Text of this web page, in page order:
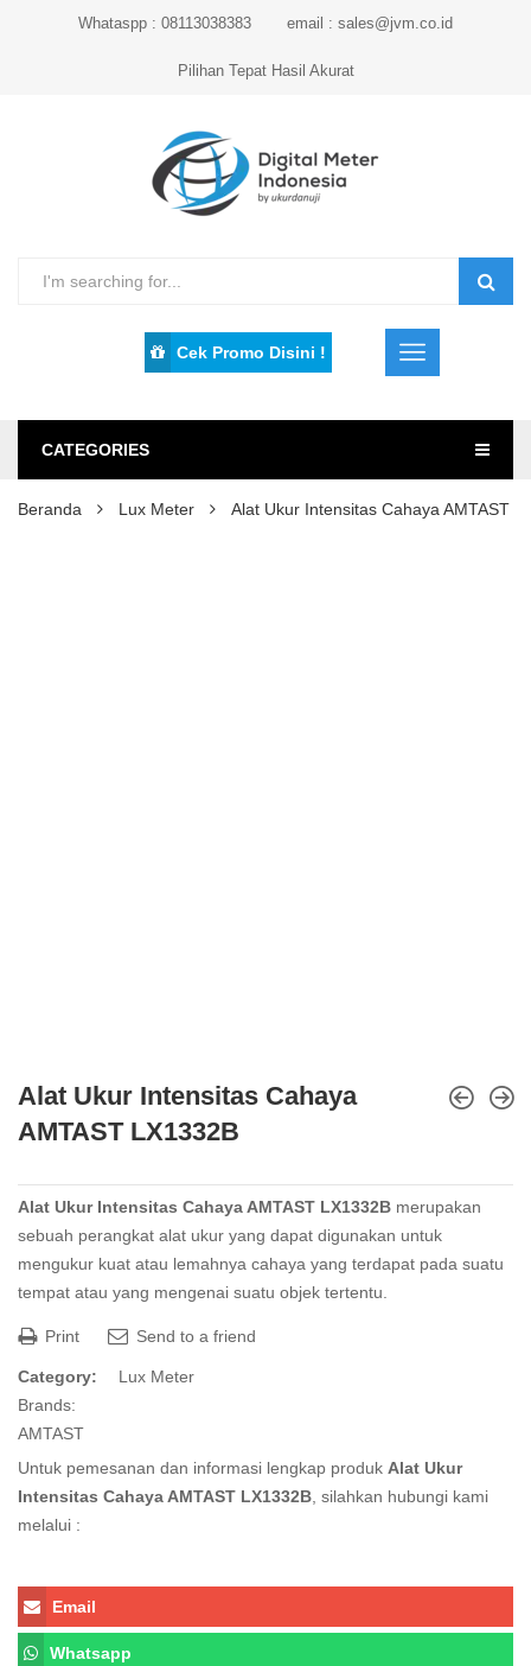
Whataspp : 08113038383 email : sales@jvm.co.id
Pilihan Tepat Hasil Akurat
Cek Promo Disini !
CATEGORIES
Beranda Lux Meter Alat Ukur Intensitas Cahaya AMTAST
Alat Ukur Intensitas Cahaya
AMTAST LX1332B
Alat Ukur Intensitas Cahaya AMTAST LX1332B merupakan
sebuah perangkat alat ukur yang dapat digunakan untuk
mengukur kuat atau lemahnya cahaya yang terdapat pada suatu
tempat atau yang mengenai suatu objek tertentu.
Print Send to a friend
Category:
Lux Meter
Brands:
AMTAST
Untuk pemesanan dan informasi lengkap produk Alat Ukur
Intensitas Cahaya AMTAST LX1332B , silahkan hubungi kami
melalui :
Email
Whatsapp